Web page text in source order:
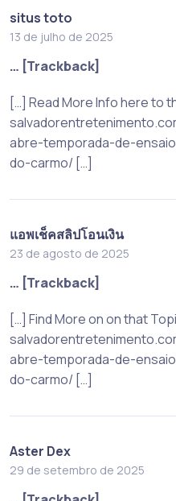
situs toto
13 de julho de 2025
… [Trackback]
[…] Read More Info here to
abre-temporada-de-
do-carmo/ […]
แอพเช็คสลิปโอนเงิน
23 de agosto de 2025
… [Trackback]
[…] Find More on on that
abre-temporada-de-
do-carmo/ […]
Aster Dex
29 de setembro de 2025